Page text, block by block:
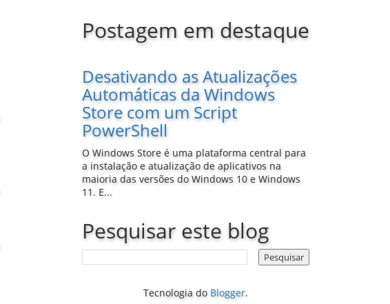
Postagem em destaque
Desativando as Atualizações
Automáticas da Windows
Store com um Script
PowerShell
O Windows Store é uma plataforma central para
a instalação e atualização de aplicativos na
maioria das versões do Windows 10 e Windows
11. E...
Pesquisar este blog
Tecnologia do Blogger.